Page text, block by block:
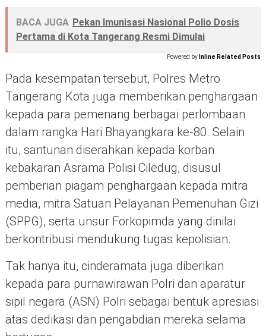
BACA JUGA Pekan Imunisasi Nasional Polio Dosis
Pertama di Kota Tangerang Resmi Dimulai
Powered by Inline Related Posts
Pada kesempatan tersebut, Polres Metro
Tangerang Kota juga memberikan penghargaan
kepada para pemenang berbagai perlombaan
dalam rangka Hari Bhayangkara ke-80. Selain
itu, santunan diserahkan kepada korban
kebakaran Asrama Polisi Ciledug, disusul
pemberian piagam penghargaan kepada mitra
media, mitra Satuan Pelayanan Pemenuhan Gizi
(SPPG), serta unsur Forkopimda yang dinilai
berkontribusi mendukung tugas kepolisian.
Tak hanya itu, cinderamata juga diberikan
kepada para purnawirawan Polri dan aparatur
sipil negara (ASN) Polri sebagai bentuk apresiasi
atas dedikasi dan pengabdian mereka selama